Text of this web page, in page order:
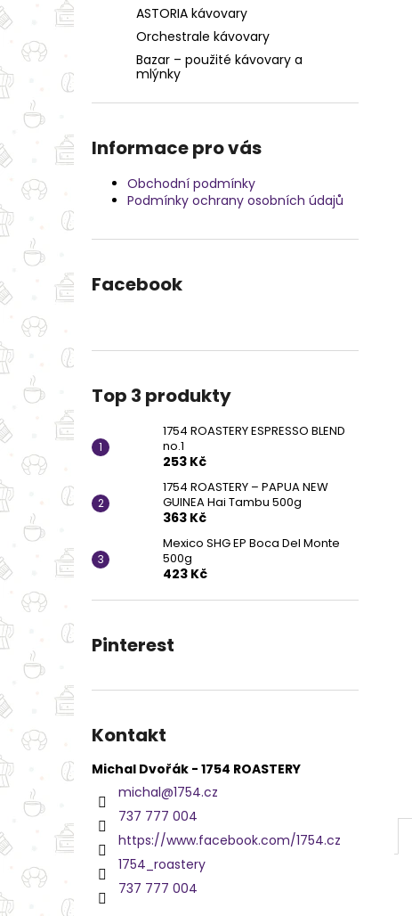
l
ASTORIA kávovary
Orchestrale kávovary
Bazar – použité kávovary a
mlýnky
Informace pro vás
Obchodní podmínky
Podmínky ochrany osobních údajů
Facebook
Top 3 produkty
1754 ROASTERY ESPRESSO BLEND
no.1
253 Kč
1754 ROASTERY – PAPUA NEW
GUINEA Hai Tambu 500g
363 Kč
Mexico SHG EP Boca Del Monte
500g
423 Kč
Pinterest
Kontakt
Michal Dvořák - 1754 ROASTERY
michal@1754.cz
737 777 004
https://www.facebook.com/1754.cz
1754_roastery
737 777 004
253 Kč